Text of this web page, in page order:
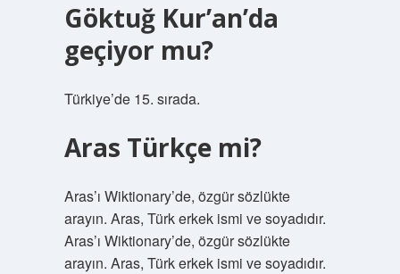
Göktuğ Kur’an’da
geçiyor mu?
Türkiye’de 15. sırada.
Aras Türkçe mi?
Aras’ı Wiktionary’de, özgür sözlükte
arayın. Aras, Türk erkek ismi ve soyadıdır.
Aras’ı Wiktionary’de, özgür sözlükte
arayın. Aras, Türk erkek ismi ve soyadıdır.